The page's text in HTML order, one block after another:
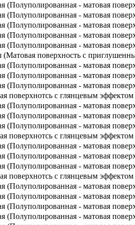
(Полуполированная - матовая
(Полуполированная - матовая
(Полуполированная - матовая
(Полуполированная - матовая
(Полуполированная - матовая
(Матовая поверхность с
(Полуполированная - матовая
(Полуполированная - матовая
(Полуполированная - матовая
поверхнотсь с глянцевым эффектом
(Полуполированная - матовая
(Полуполированная - матовая
(Полуполированная - матовая
поверхнотсь с глянцевым эффектом
(Полуполированная - матовая
(Полуполированная - матовая
(Полуполированная - матовая
поверхнотсь с глянцевым эффектом
(Полуполированная - матовая
(Полуполированная - матовая
(Полуполированная - матовая
(Полуполированная - матовая